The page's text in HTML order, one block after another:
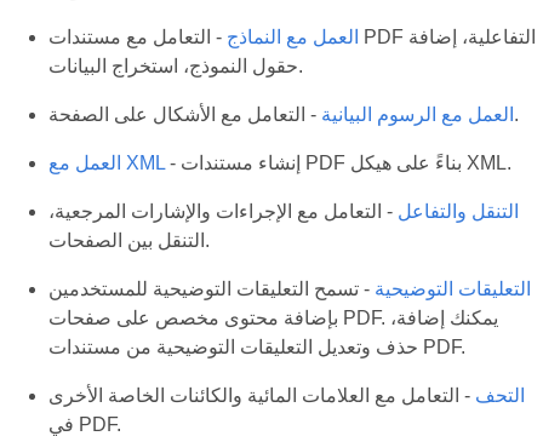
العمل مع النماذج - التعامل مع مستندات PDF التفاعلية، إضافة
حقول النموذج، استخراج البيانات.
العمل مع الرسوم البيانية - التعامل مع الأشكال على الصفحة.
العمل مع XML - إنشاء مستندات PDF بناءً على هيكل XML.
التنقل والتفاعل - التعامل مع الإجراءات والإشارات المرجعية،
التنقل بين الصفحات.
التعليقات التوضيحية - تسمح التعليقات التوضيحية للمستخدمين
بإضافة محتوى مخصص على صفحات PDF. يمكنك إضافة،
حذف وتعديل التعليقات التوضيحية من مستندات PDF.
التحف - التعامل مع العلامات المائية والكائنات الخاصة الأخرى
في PDF.